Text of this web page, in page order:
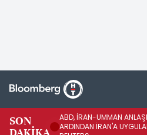
SON
ABD, İRAN-UMMAN
ARDINDAN İRAN'A